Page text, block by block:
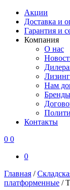
Акции
Доставка и
Гарантия и
Компания
О нас
Лизинг
Нам
Бренды
Контакты
0 0
0
Главная /
платформенные /